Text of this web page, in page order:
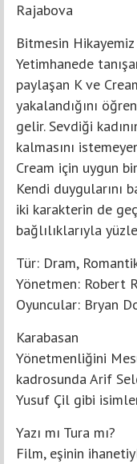
Rajabova
Bitmesin Hikayemiz
Yetimhanede
paylaşan K ve
yakalandığını
gelir. Sevdiği
kalmasını
Cream için uygun
Kendi duygularını
iki karakterin de
bağlılıklarıyla
Tür: Dram,
Yönetmen: Robert
Oyuncular: Bryan
Karabasan
Yönetmenliğini
kadrosunda Arif
Yusuf Çil gibi
Yazı mı Tura mı?
Film, eşinin